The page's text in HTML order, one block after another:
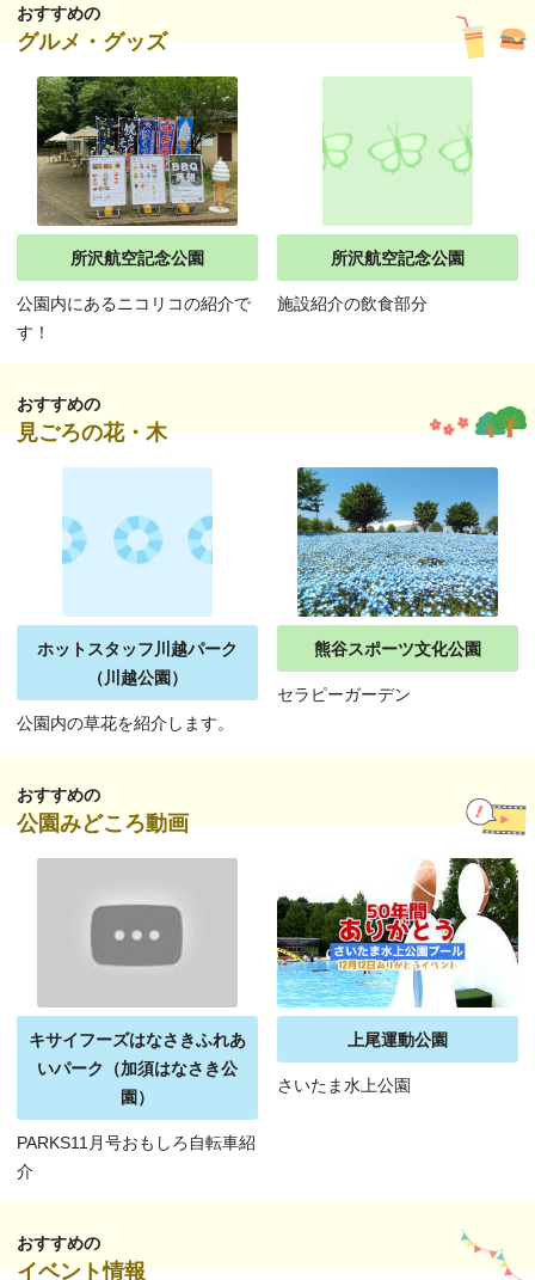
おすすめの
グルメ・グッズ
所沢航空記念公園
公園内にあるニコリコの紹介で
す！
所沢航空記念公園
施設紹介の飲食部分
おすすめの
見ごろの花・木
ホットスタッフ川越パーク
（川越公園）
公園内の草花を紹介します。
熊谷スポーツ文化公園
セラピーガーデン
おすすめの
公園みどころ動画
キサイフーズはなさきふれあ
いパーク（加須はなさき公
園）
PARKS11月号おもしろ自転車紹
介
上尾運動公園
さいたま水上公園
おすすめの
イベント情報